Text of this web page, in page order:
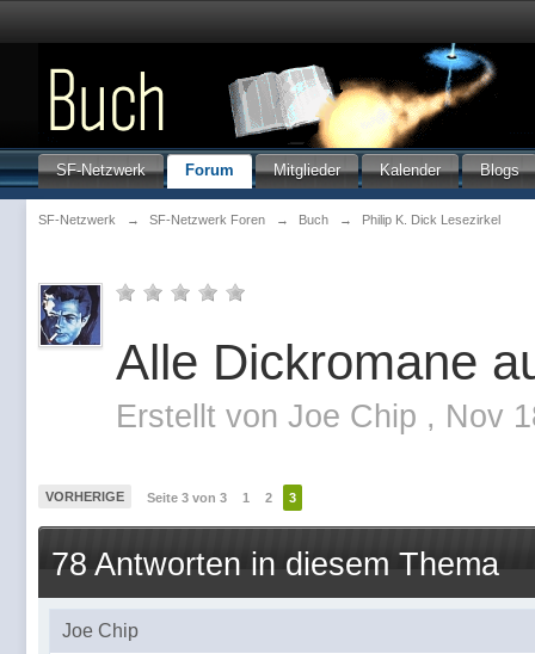
SF-Netzwerk Forum Mitglieder Kalender Blogs
SF-Netzwerk → SF-Netzwerk Foren → Buch → Philip K. Dick Lesezirkel
Alle Dickromane
Erstellt von Joe Chip , Nov
VORHERIGE Seite 3 von 3 1 2 3
78 Antworten in diesem Thema
Joe Chip